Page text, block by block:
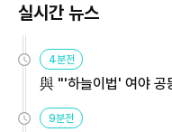
실시간 뉴스
4분전
與 "'하늘이법' 여야 공
9분전